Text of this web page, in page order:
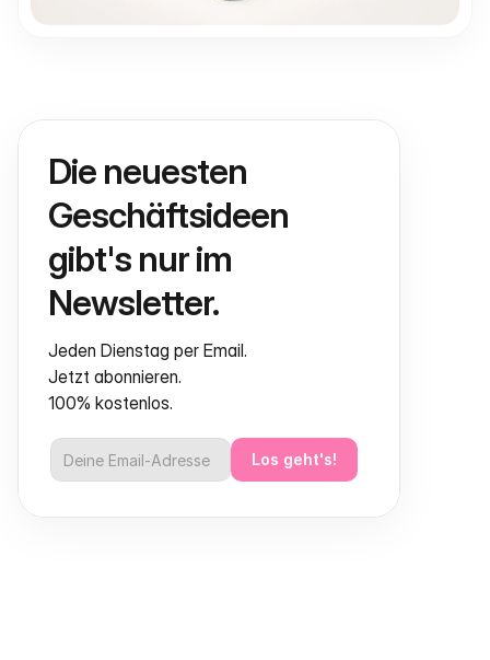
Die neuesten
Geschäftsideen
gibt's nur im
Newsletter.
Jeden Dienstag per Email.
Jetzt abonnieren.
100% kostenlos.
Los geht's!